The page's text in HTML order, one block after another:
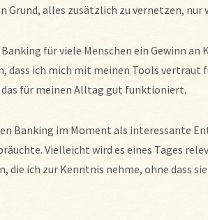
Grund, alles zusätzlich zu vernetzen, nur
für viele Menschen ein Gewinn
dass ich mich mit meinen Tools vertraut
das für meinen Alltag gut funktioniert.
Banking im Moment als interessante
Vielleicht wird es eines Tages
die ich zur Kenntnis nehme, ohne dass